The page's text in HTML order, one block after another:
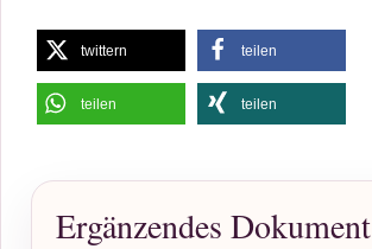
twittern teilen
teilen teilen
Ergänzendes Dokument